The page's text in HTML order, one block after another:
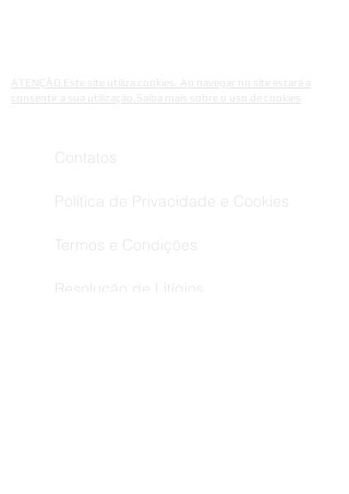
35-082 Rzeszów, Polónia
ATENÇÃO Este site utiliza cookies. Ao navegar no site estará a
consentir a sua utilização.Saiba mais sobre o uso de cookies
Contatos
Política de Privacidade e Cookies
Termos e Condições
Resolução de Litígios